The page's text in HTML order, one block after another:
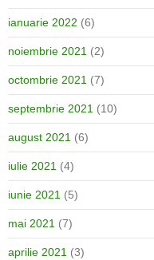
ianuarie 2022 (6)
noiembrie 2021 (2)
octombrie 2021 (7)
septembrie 2021 (10)
august 2021 (6)
iulie 2021 (4)
iunie 2021 (5)
mai 2021 (7)
aprilie 2021 (3)